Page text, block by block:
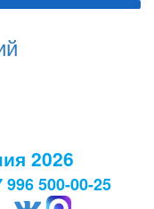
2026
996 500-00-25